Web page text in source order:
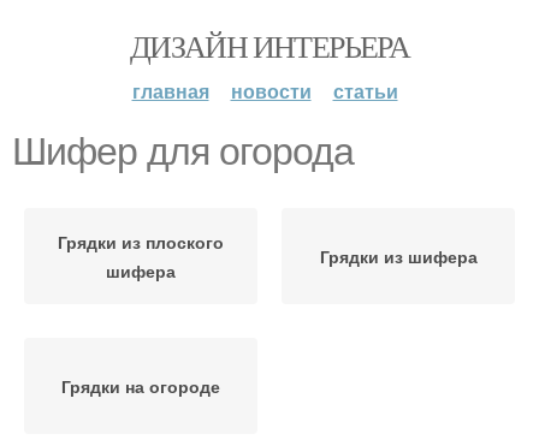
ДИЗАЙН ИНТЕРЬЕРА
главная новости статьи
Шифер для огорода
Грядки из плоского
шифера
Грядки из шифера
Грядки на огороде